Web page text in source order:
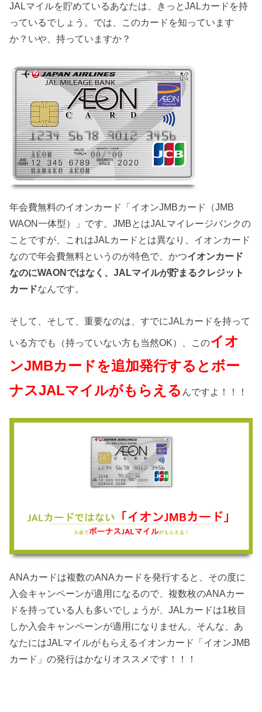
JALマイルを貯めているあなたは、きっとJALカードを持
っているでしょう。では、このカードを知っています
か？いや、持っていますか？
年会費無料のイオンカード「イオンJMBカード（JMB
WAON一体型）」です。JMBとはJALマイレージバンクの
ことですが、これはJALカードとは異なり、イオンカード
なので年会費無料というのが特色で、かつイオンカード
なのにWAONではなく、JALマイルが貯まるクレジット
カードなんです。
そして、そして、重要なのは、すでにJALカードを持って
いる方でも（持っていない方も当然OK）、このイオ
ンJMBカードを追加発行するとボー
ナスJALマイルがもらえる んですよ！！！
ANAカードは複数のANAカードを発行すると、その度に
入会キャンペーンが適用になるので、複数枚のANAカー
ドを持っている人も多いでしょうが、JALカードは1枚目
しか入会キャンペーンが適用になりません。そんな、あ
なたにはJALマイルがもらえるイオンカード「イオンJMB
カード」の発行はかなりオススメです！！！